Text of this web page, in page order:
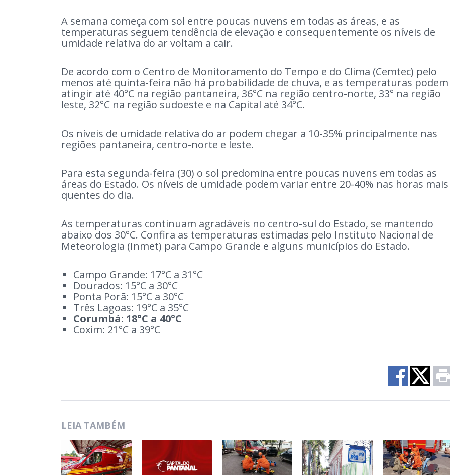
A semana começa com sol entre poucas nuvens em todas as áreas, e as
temperaturas seguem tendência de elevação e consequentemente os níveis de
umidade relativa do ar voltam a cair.
De acordo com o Centro de Monitoramento do Tempo e do Clima (Cemtec) pelo
menos até quinta-feira não há probabilidade de chuva, e as temperaturas podem
atingir até 40°C na região pantaneira, 36°C na região centro-norte, 33° na região
leste, 32°C na região sudoeste e na Capital até 34°C.
Os níveis de umidade relativa do ar podem chegar a 10-35% principalmente nas
regiões pantaneira, centro-norte e leste.
Para esta segunda-feira (30) o sol predomina entre poucas nuvens em todas as
áreas do Estado. Os níveis de umidade podem variar entre 20-40% nas horas mais
quentes do dia.
As temperaturas continuam agradáveis no centro-sul do Estado, se mantendo
abaixo dos 30°C. Confira as temperaturas estimadas pelo Instituto Nacional de
Meteorologia (Inmet) para Campo Grande e alguns municípios do Estado.
Campo Grande: 17°C a 31°C
Dourados: 15°C a 30°C
Ponta Porã: 15°C a 30°C
Três Lagoas: 19°C a 35°C
Corumbá: 18°C a 40°C
Coxim: 21°C a 39°C
LEIA TAMBÉM